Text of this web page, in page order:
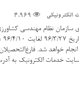
4,969
سازمان نظام مهندسی
تخفیف انجام خواهد شد.